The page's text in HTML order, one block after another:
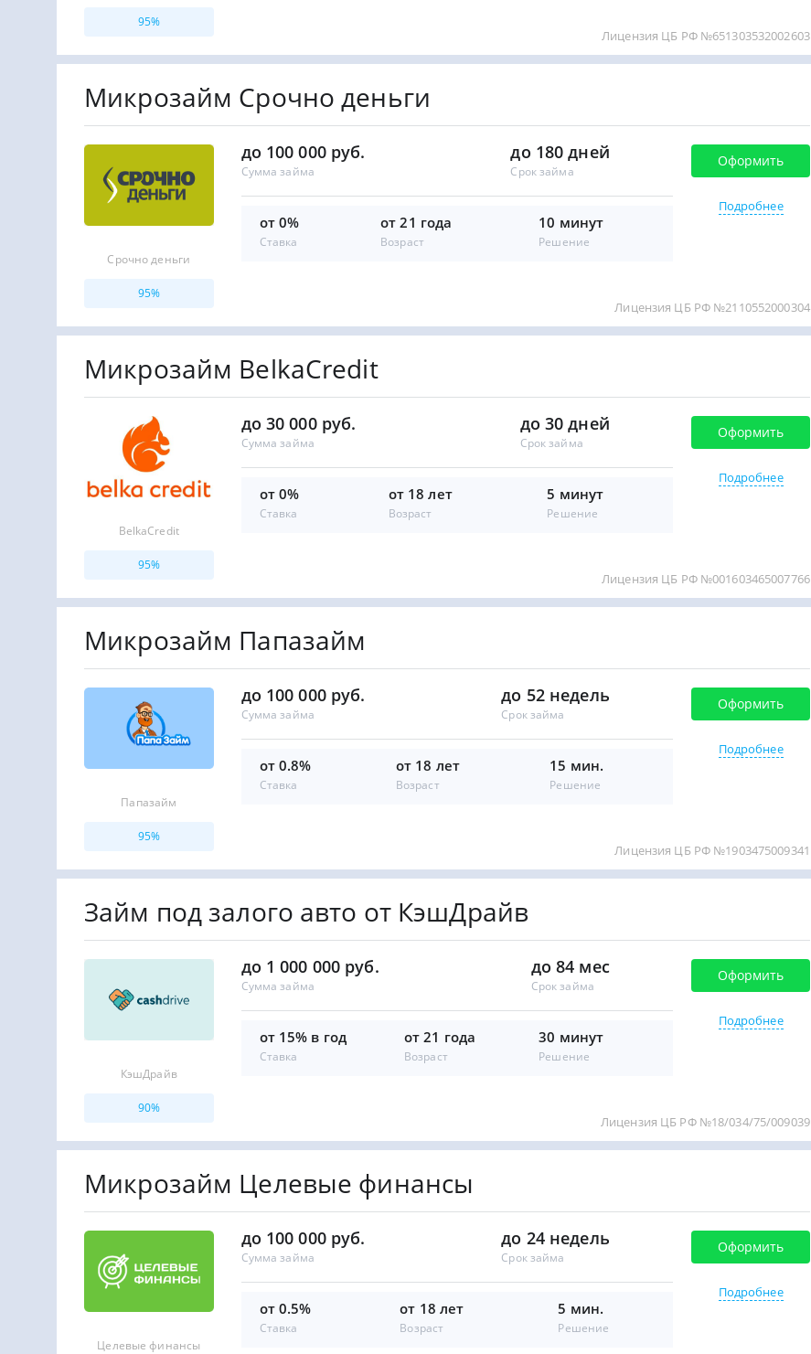
95%
Лицензия ЦБ РФ №651303532002603
Микрозайм Срочно деньги
Срочно деньги
95%
до 100 000 руб.
Сумма займа
до 180 дней
Срок займа
от 0%
Ставка
от 21 года
Возраст
10 минут
Решение
Оформить
Подробнее
Лицензия ЦБ РФ №2110552000304
Микрозайм BelkaCredit
BelkaCredit
95%
до 30 000 руб.
Сумма займа
до 30 дней
Срок займа
от 0%
Ставка
от 18 лет
Возраст
5 минут
Решение
Оформить
Подробнее
Лицензия ЦБ РФ №001603465007766
Микрозайм Папазайм
Папазайм
95%
до 100 000 руб.
Сумма займа
до 52 недель
Срок займа
от 0.8%
Ставка
от 18 лет
Возраст
15 мин.
Решение
Оформить
Подробнее
Лицензия ЦБ РФ №1903475009341
Займ под залого авто от КэшДрайв
КэшДрайв
90%
до 1 000 000 руб.
Сумма займа
до 84 мес
Срок займа
от 15% в год
Ставка
от 21 года
Возраст
30 минут
Решение
Оформить
Подробнее
Лицензия ЦБ РФ №18/034/75/009039
Микрозайм Целевые финансы
Целевые финансы
до 100 000 руб.
Сумма займа
до 24 недель
Срок займа
от 0.5%
Ставка
от 18 лет
Возраст
5 мин.
Решение
Оформить
Подробнее